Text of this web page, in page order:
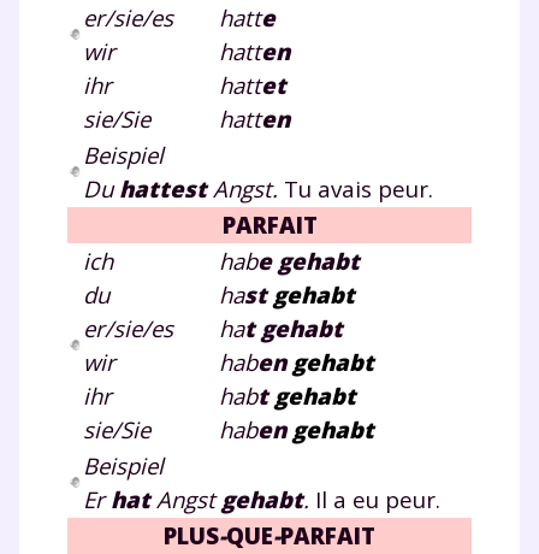
er/sie/es
wir
ihr
sie/Sie
hatte
hatten
hattet
hatten
Beispiel
DuhattestAngst. Tu avais peur.
PARFAIT
ich
du
er/sie/es
wir
ihr
sie/Sie
habe gehabt
hast gehabt
hat gehabt
haben gehabt
habt gehabt
haben gehabt
Beispiel
ErhatAngst gehabt. Il a eu peur.
PLUS-QUE-PARFAIT